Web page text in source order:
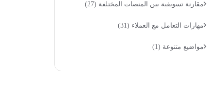
مقارنة تسويقية بين المنصات المختلفة (27)
مهارات التعامل مع العملاء (31)
مواضيع متنوعة (1)